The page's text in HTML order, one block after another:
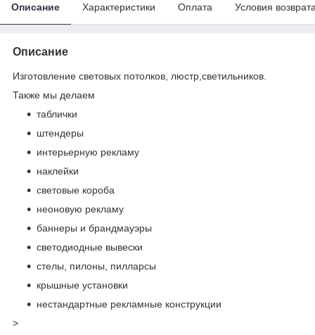
Описание Характеристики Оплата Условия
Описание
Изготовление световых потолков, люстр,светильников.
Также мы делаем
таблички
штендеры
интерьерную рекламу
наклейки
световые короба
неоновую рекламу
баннеры и брандмауэры
светодиодные вывески
стелы, пилоны, пилларсы
крышные установки
нестандартные рекламные конструкции
>